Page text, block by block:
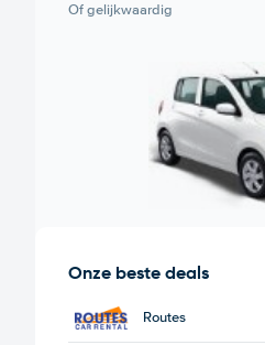
Of gelijkwaardig
Onze beste deals
Routes